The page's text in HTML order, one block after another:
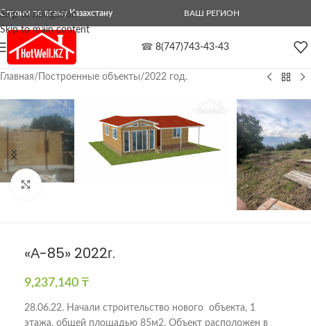
Skip to navigation
Skip to main content
Строим по всему Казахстану ВАШ РЕГИОН
☎ 8(747)743-43-43
Главная/ Построенные объекты/2022 год.
Нажмите, чтобы увеличить
«А-85» 2022г.
9,237,140 ₸
28.06.22. Начали строительство нового объекта, 1
этажа, общей площадью 85м2. Объект расположен в